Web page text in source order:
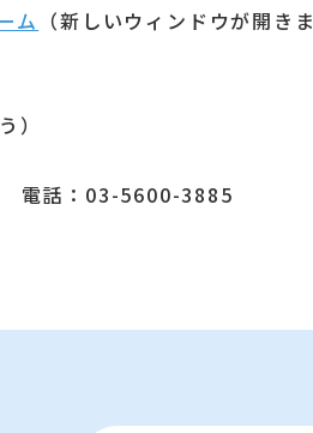
ム （新しいウィンドウが開きま
）
電話：03-5600-3885